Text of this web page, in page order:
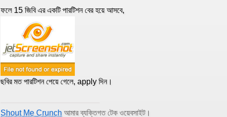
ফলে 15 জিবি এর একটি পারটিশন বের হয়ে আসবে,
ছবির মত পারটিশন পেয়ে গেলে, apply দিন।
Shout Me Crunch আমার ব্যক্তিগত টেক ওয়েবসাইট।